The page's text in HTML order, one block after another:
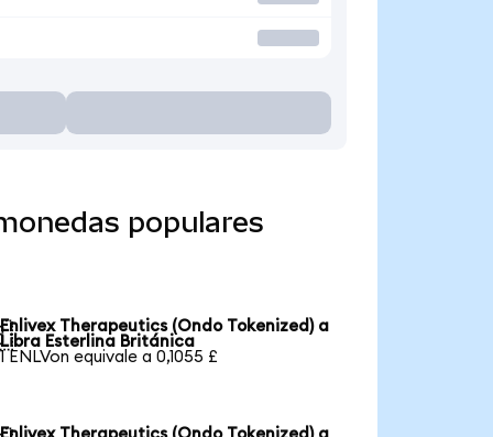
populares
Enlivex Therapeutics (Ondo Tokenized) a
Libra Esterlina Británica
1 ENLVon equivale a 0,1055 £